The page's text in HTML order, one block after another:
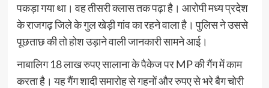
पकड़ा गया था। वह तीसरी क्लास तक पढ़ा है। आरोपी मध्य प्रदेश
के राजगढ़ जिले के गुल खेड़ी गांव का रहने वाला है। पुलिस ने उससे
पूछताछ की तो होश उड़ाने वाली जानकारी सामने आई।
नाबालिग 18 लाख रुपए सालाना के पैकेज पर MP की गैंग में काम
करता है। यह गैंग शादी समारोह से गहनों और रुपए से भरे बैग चोरी